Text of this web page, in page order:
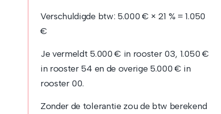
Verschuldigde btw: 5.000 € × 21 % = 1.050
€
Je vermeldt 5.000 € in rooster 03, 1.050 €
in rooster 54 en de overige 5.000 € in
rooster 00.
Zonder de tolerantie zou de btw berekend